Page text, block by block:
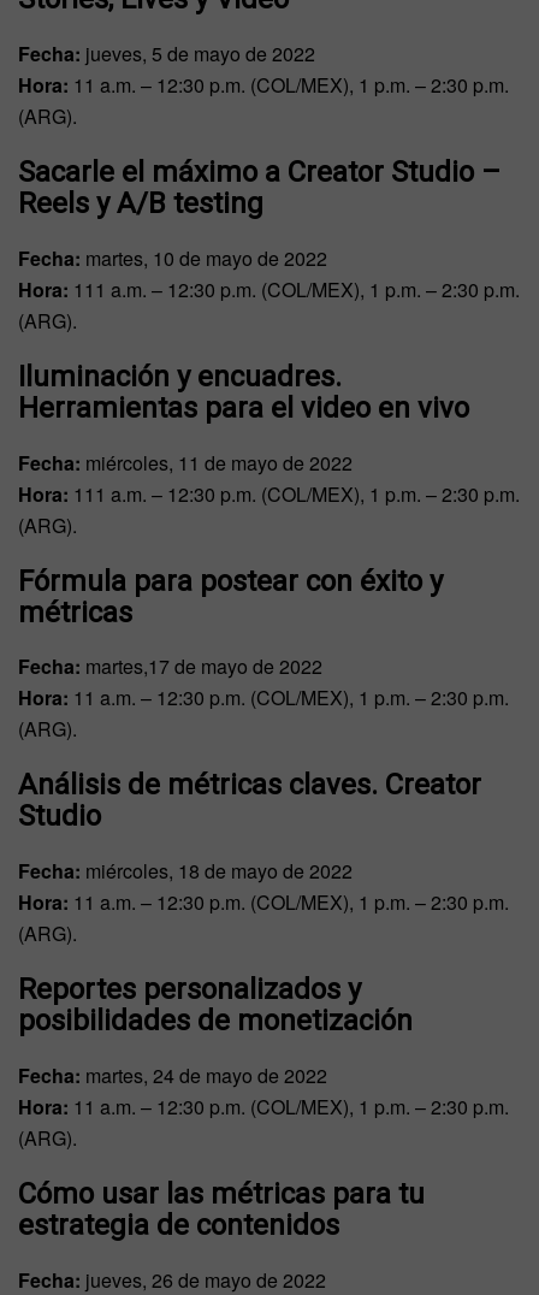
Fecha: jueves, 5 de mayo de 2022
Hora: 11 a.m. – 12:30 p.m. (COL/MEX), 1 p.m. – 2:30 p.m.
(ARG).
Sacarle el máximo a Creator Studio –
Reels y A/B testing
Fecha: martes, 10 de mayo de 2022
Hora: 111 a.m. – 12:30 p.m. (COL/MEX), 1 p.m. – 2:30 p.m.
(ARG).
Iluminación y encuadres.
Herramientas para el video en vivo
Fecha: miércoles, 11 de mayo de 2022
Hora: 111 a.m. – 12:30 p.m. (COL/MEX), 1 p.m. – 2:30 p.m.
(ARG).
Fórmula para postear con éxito y
métricas
Fecha: martes,17 de mayo de 2022
Hora: 11 a.m. – 12:30 p.m. (COL/MEX), 1 p.m. – 2:30 p.m.
(ARG).
Análisis de métricas claves. Creator
Studio
Fecha: miércoles, 18 de mayo de 2022
Hora: 11 a.m. – 12:30 p.m. (COL/MEX), 1 p.m. – 2:30 p.m.
(ARG).
Reportes personalizados y
posibilidades de monetización
Fecha: martes, 24 de mayo de 2022
Hora: 11 a.m. – 12:30 p.m. (COL/MEX), 1 p.m. – 2:30 p.m.
(ARG).
Cómo usar las métricas para tu
estrategia de contenidos
Fecha: jueves, 26 de mayo de 2022